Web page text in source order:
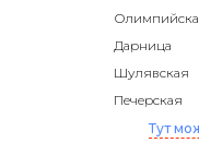
Дарница
Шулявская
Печерская
Тут